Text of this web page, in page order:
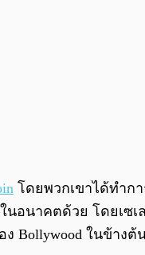
โดยพวกเขาได้ทำก
าคตด้วย โดยเซเล
อง Bollywood ในข้างต้